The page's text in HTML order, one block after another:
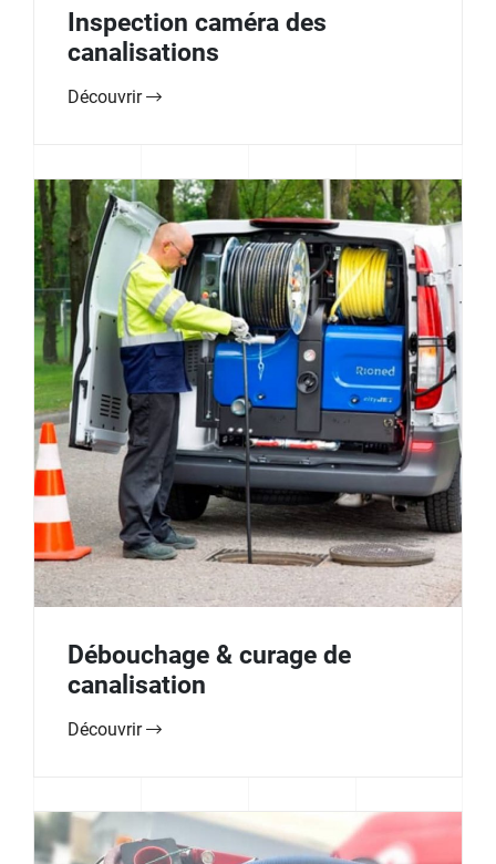
Inspection caméra des
canalisations
Découvrir
Débouchage & curage de
canalisation
Découvrir